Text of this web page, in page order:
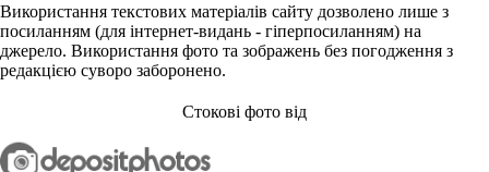
Використання текстових матеріалів сайту дозволено лише з
посиланням (для інтернет-видань - гіперпосиланням) на
джерело. Використання фото та зображень без погодження з
редакцією суворо заборонено.
Стокові фото від